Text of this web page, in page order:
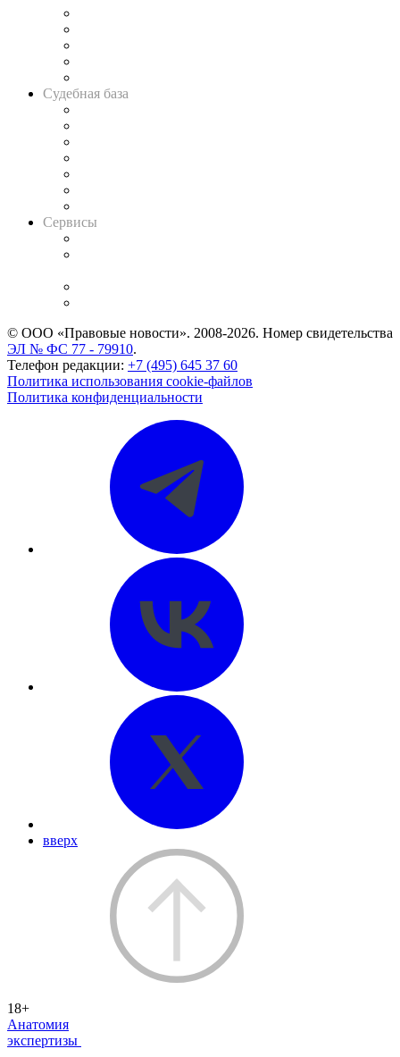
Судебная база
Сервисы
© ООО «Правовые новости». 2008-2026. Номер свидетельства
ЭЛ № ФС 77 - 79910.
Телефон редакции: +7 (495) 645 37 60
Политика использования cookie-файлов
Политика конфиденциальности
вверх
18+
Анатомия
экспертизы